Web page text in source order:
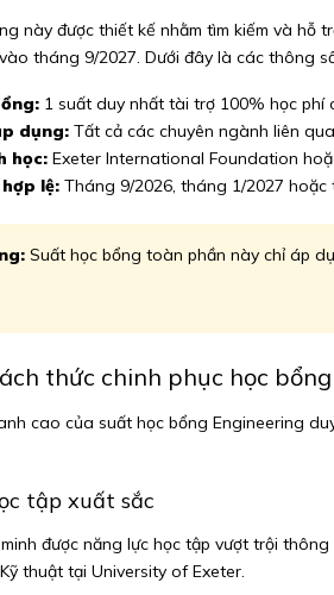
này được thiết kế nhằm tìm kiếm và
tháng 9/2027. Dưới đây là các thông
1 suất duy nhất tài trợ 100% học phí
dụng: Tất cả các chuyên ngành liên
học: Exeter International Foundation
lệ: Tháng 9/2026, tháng 1/2027 hoặc
Suất học bổng toàn phần này chỉ áp
thức chinh phục học
cao của suất học bổng Engineering
tập xuất sắc
được năng lực học tập vượt trội
thuật tại University of Exeter.